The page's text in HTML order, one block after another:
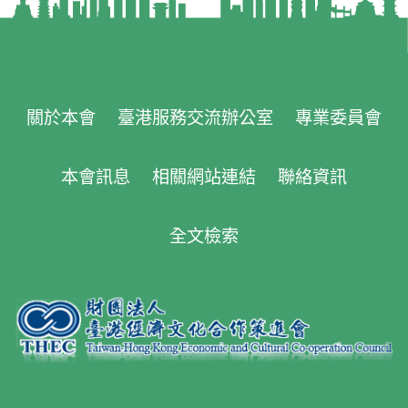
關於本會 臺港服務交流辦公室 專業委員會
本會訊息 相關網站連結 聯絡資訊
全文檢索